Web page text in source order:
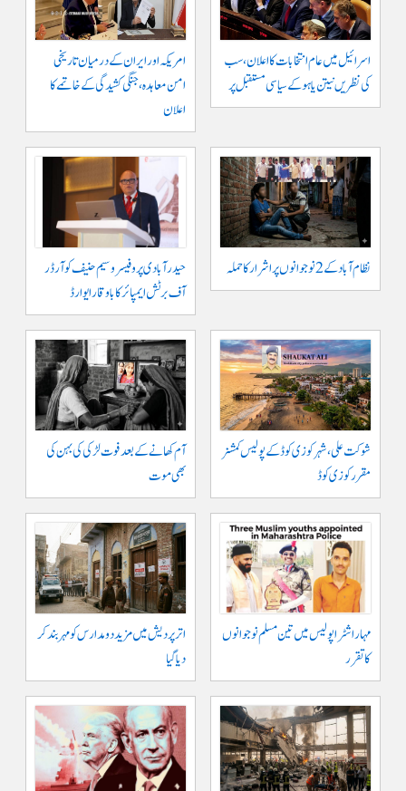
اسرائیل میں عام انتخابات کا اعلان، سب
کی نظریں نیتن یاہو کے سیاسی مستقبل پر
امریکہ اور ایران کے درمیان تاریخی
امن معاہدہ، جنگی کشیدگی کے خاتمے کا
اعلان
نظام آباد کے 2 نوجوانوں پر اشرار کا حملہ
حیدر آبادی پر و فیسر وسیم حنیف کو آرڈر
آف برٹش ایمپائر کا باوقار ایوارڈ
شوکت علی ، شہر کوزی کوڈ کے پولیس کمشنر
مقرر کوزی کوڈ
آم کھانے کے بعد فوت لڑکی کی بہن کی
بھی موت
مہاراشٹرا پولیس میں تین مسلم نو جوانوں
کا تقرر
اتر پردیش میں مزید دو مدارس کو مہر بند کر
دیا گیا